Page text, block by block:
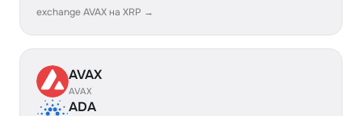
exchange AVAX на XRP →
AVAX
AVAX
ADA